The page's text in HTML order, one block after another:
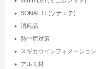
SONAETE(ソナエテ)
消耗品
熱中症対策
スギカウインフォメーション
アルミ材